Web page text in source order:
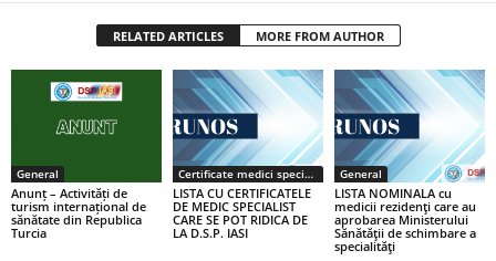
RELATED ARTICLES MORE FROM AUTHOR
General
Anunț – Activități de
turism internațional de
sănătate din Republica
Turcia
Certificate medici specialiști / primari
LISTA CU CERTIFICATELE
DE MEDIC SPECIALIST
CARE SE POT RIDICA DE
LA D.S.P. IASI
General
LISTA NOMINALA cu
medicii rezidenţi care au
aprobarea Ministerului
Sănătăţii de schimbare a
specialităţi